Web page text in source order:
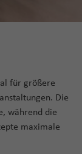
für größere
Die
während die
maximale